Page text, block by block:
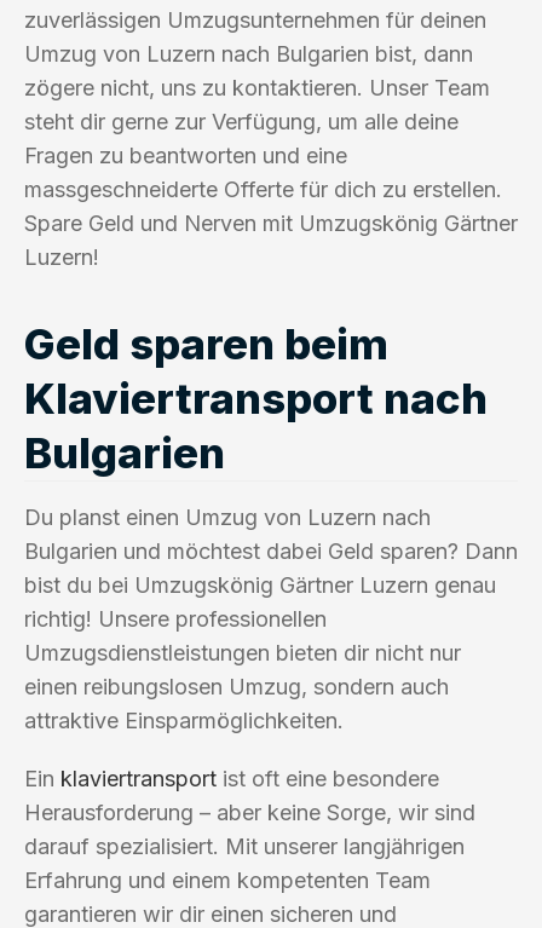
zuverlässigen Umzugsunternehmen für deinen
Umzug von Luzern nach Bulgarien bist, dann
zögere nicht, uns zu kontaktieren. Unser Team
steht dir gerne zur Verfügung, um alle deine
Fragen zu beantworten und eine
massgeschneiderte Offerte für dich zu erstellen.
Spare Geld und Nerven mit Umzugskönig Gärtner
Luzern!
Geld sparen beim
Klaviertransport nach
Bulgarien
Du planst einen Umzug von Luzern nach
Bulgarien und möchtest dabei Geld sparen? Dann
bist du bei Umzugskönig Gärtner Luzern genau
richtig! Unsere professionellen
Umzugsdienstleistungen bieten dir nicht nur
einen reibungslosen Umzug, sondern auch
attraktive Einsparmöglichkeiten.
Ein klaviertransport ist oft eine besondere
Herausforderung – aber keine Sorge, wir sind
darauf spezialisiert. Mit unserer langjährigen
Erfahrung und einem kompetenten Team
garantieren wir dir einen sicheren und